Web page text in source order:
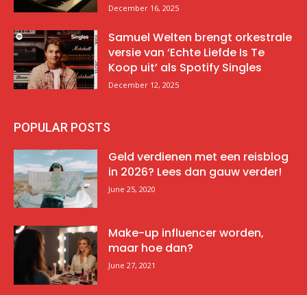
December 16, 2025
Samuel Welten brengt orkestrale
versie van ‘Echte Liefde Is Te
Koop uit’ als Spotify Singles
December 12, 2025
POPULAR POSTS
Geld verdienen met een reisblog
in 2026? Lees dan gauw verder!
June 25, 2020
Make-up influencer worden,
maar hoe dan?
June 27, 2021